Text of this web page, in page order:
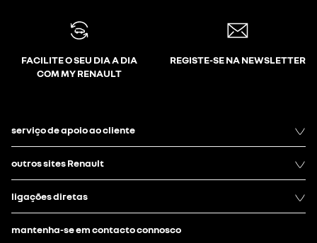
FACILITE O SEU DIA A DIA
COM MY RENAULT
REGISTE-SE NA NEWSLETTER
serviço de apoio ao cliente
outros sites Renault
ligações diretas
mantenha-se em contacto connosco